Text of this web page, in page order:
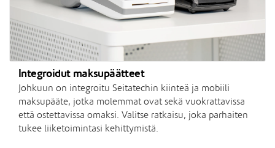
Integroidut maksupäätteet
Johkuun on integroitu Seitatechin kiinteä ja mobiili
maksupääte, jotka molemmat ovat sekä vuokrattavissa
että ostettavissa omaksi. Valitse ratkaisu, joka parhaiten
tukee liiketoimintasi kehittymistä.